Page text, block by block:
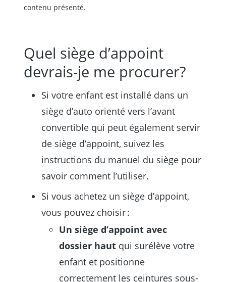
contenu présenté.
Quel siège d’appoint
devrais-je me procurer?
Si votre enfant est installé dans un
siège d’auto orienté vers l’avant
convertible qui peut également servir
de siège d’appoint, suivez les
instructions du manuel du siège pour
savoir comment l’utiliser.
Si vous achetez un siège d’appoint,
vous pouvez choisir :
Un siège d’appoint avec
dossier haut qui surélève votre
enfant et positionne
correctement les ceintures sous-